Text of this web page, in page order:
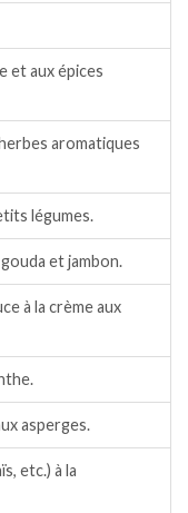
et aux épices
aromatiques
légumes.
et jambon.
à la crème aux
asperges.
etc.) à la